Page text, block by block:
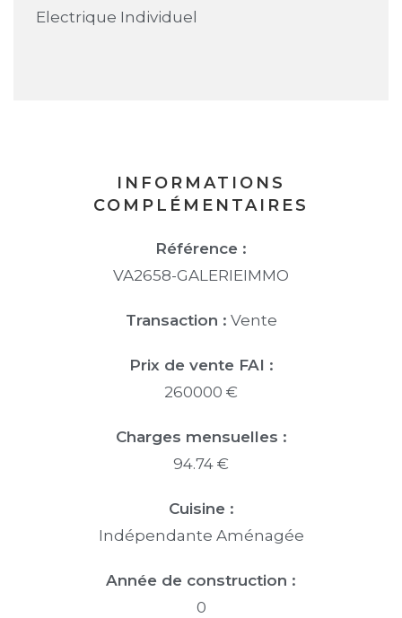
Electrique Individuel
INFORMATIONS
COMPLÉMENTAIRES
Référence :
VA2658-GALERIEIMMO
Transaction : Vente
Prix de vente FAI :
260000 €
Charges mensuelles :
94.74 €
Cuisine :
Indépendante Aménagée
Année de construction :
0